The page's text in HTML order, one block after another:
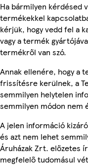
Ha bármilyen kérdésed
termékekkel
kérjük, hogy vedd fel a
vagy a termék
termékről van szó.
Annak ellenére, hogy a
frissítésre kerülnek, a
semmilyen helytelen
semmilyen módon nem
A jelen információ
és azt nem lehet
Áruházak Zrt. előzetes
megfelelő tudomásul